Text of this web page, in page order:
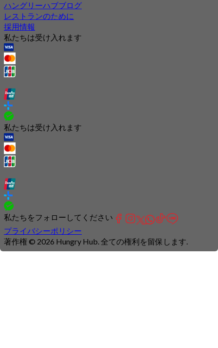
ハングリーハブブログ
レストランのために
採用情報
私たちは受け入れます
私たちは受け入れます
私たちをフォローしてください
プライバシーポリシー
著作権 © 2026 Hungry Hub. 全ての権利を留保します.
Connection